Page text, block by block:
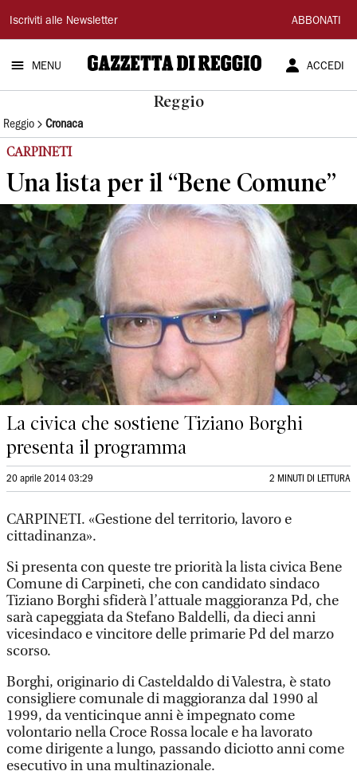
Gazzetta
di
Reggio
Iscriviti alle Newsletter ABBONATI
MENU ACCEDI
Reggio
Reggio Cronaca
CARPINETI
Una lista per il “Bene Comune”
La civica che sostiene Tiziano Borghi
presenta il programma
20 aprile 2014 03:29 2 MINUTI DI LETTURA
CARPINETI. «Gestione del territorio, lavoro e
cittadinanza».
Si presenta con queste tre priorità la lista civica Bene
Comune di Carpineti, che con candidato sindaco
Tiziano Borghi sfiderà l’attuale maggioranza Pd, che
sarà capeggiata da Stefano Baldelli, da dieci anni
vicesindaco e vincitore delle primarie Pd del marzo
scorso.
Borghi, originario di Casteldaldo di Valestra, è stato
consigliere comunale di maggioranza dal 1990 al
1999, da venticinque anni è impegnato come
volontario nella Croce Rossa locale e ha lavorato
come dirigente a lungo, passando diciotto anni come
esecutivo in una multinazionale.